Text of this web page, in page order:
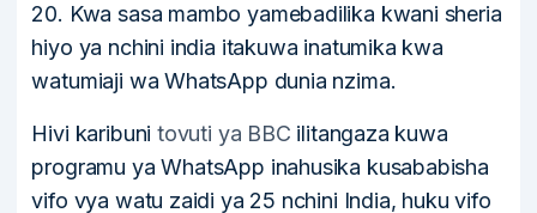
20. Kwa sasa mambo yamebadilika kwani sheria
hiyo ya nchini india itakuwa inatumika kwa
watumiaji wa WhatsApp dunia nzima.
Hivi karibuni tovuti ya BBC ilitangaza kuwa
programu ya WhatsApp inahusika kusababisha
vifo vya watu zaidi ya 25 nchini India, huku vifo